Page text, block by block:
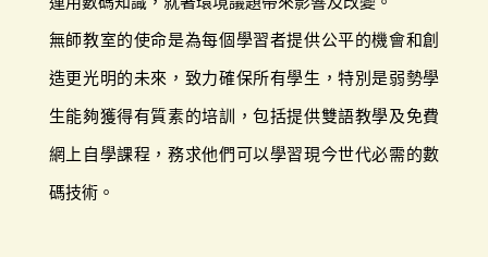
無師教室的使命是為每個學習者提供公平的機會和創
造更光明的未來，致力確保所有學生，特別是弱勢學
生能夠獲得有質素的培訓，包括提供雙語教學及免費
網上自學課程，務求他們可以學習現今世代必需的數
碼技術。